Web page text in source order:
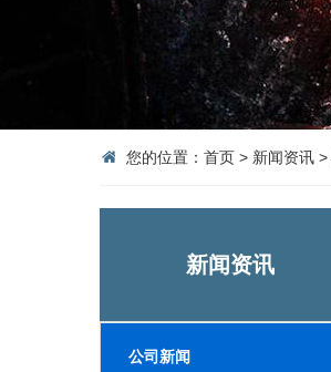
您的位置： 首页 > 新闻资讯 >
新闻资讯
公司新闻